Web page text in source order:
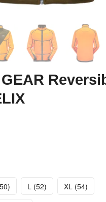
L (52) XL (54)